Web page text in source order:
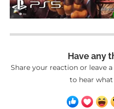
Have any
Share your reaction or leave
to hear